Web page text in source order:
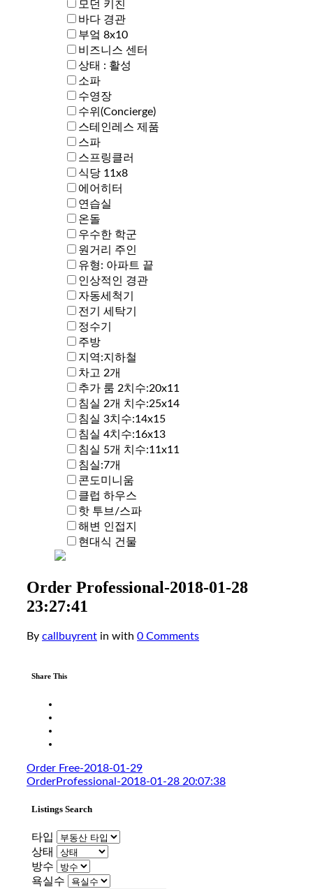
모던 키친
바다 경관
부엌 8x10
비즈니스 센터
상태 : 활성
소파
수영장
수위(Concierge)
스테인레스 제품
스파
스프링클러
식당 11x8
에어히터
연습실
온돌
우수한 학군
원거리 주인
유형: 아파트 끝
인상적인 경관
자동세척기
전기 세탁기
정수기
주방
지역:지하철
차고 2개
추가 룸 2치수:20x11
침실 2개 치수:25x14
침실 3치수:14x15
침실 4치수:16x13
침실 5개 치수:11x11
침실:7개
콘도미니움
클럽 하우스
핫 투브/스파
해변 인접지
현대식 건물
Order Professional-2018-01-28
23:27:41
By callbuyrent in with 0 Comments
Share This
Order Free-2018-01-29
OrderProfessional-2018-01-28 20:07:38
Listings Search
타입
상태
방수
욕실수